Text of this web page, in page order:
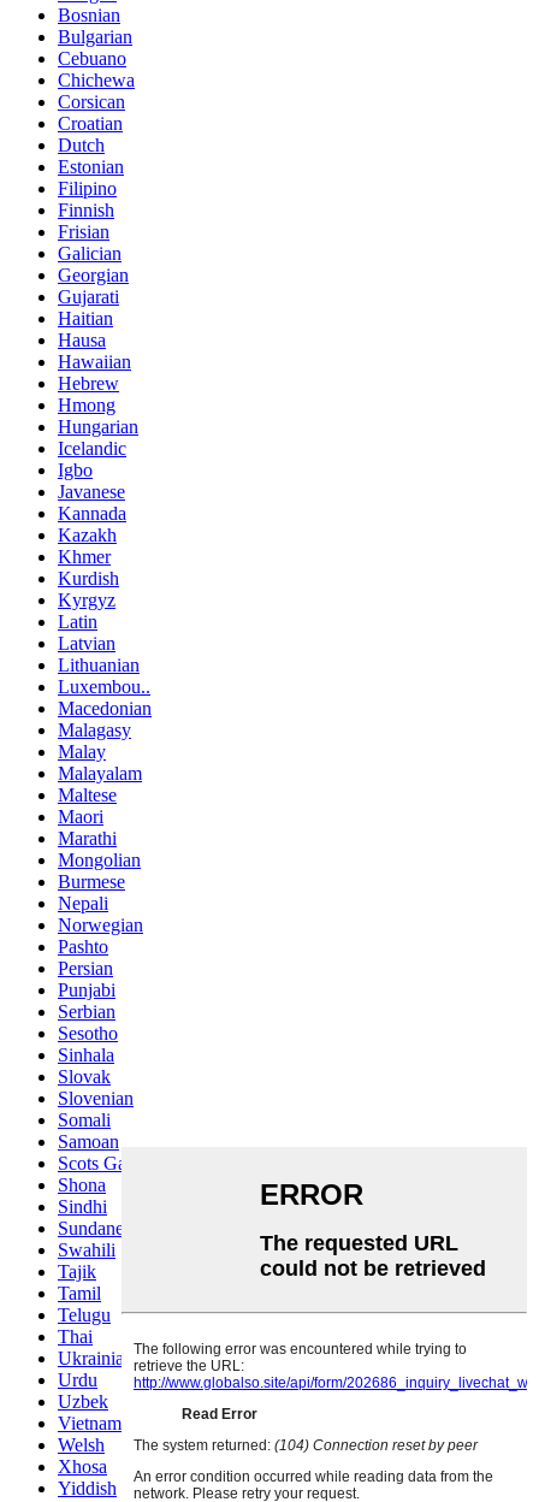
Bosnian
Bulgarian
Cebuano
Chichewa
Corsican
Croatian
Dutch
Estonian
Filipino
Finnish
Frisian
Galician
Georgian
Gujarati
Haitian
Hausa
Hawaiian
Hebrew
Hmong
Hungarian
Icelandic
Igbo
Javanese
Kannada
Kazakh
Khmer
Kurdish
Kyrgyz
Latin
Latvian
Lithuanian
Luxembou..
Macedonian
Malagasy
Malay
Malayalam
Maltese
Maori
Marathi
Mongolian
Burmese
Nepali
Norwegian
Pashto
Persian
Punjabi
Serbian
Sesotho
Sinhala
Slovak
Slovenian
Somali
Samoan
Scots Gaelic
Shona
Sindhi
Sundanese
Swahili
Tajik
Tamil
Telugu
Thai
Ukrainian
Urdu
Uzbek
Vietnamese
Welsh
Xhosa
Yiddish